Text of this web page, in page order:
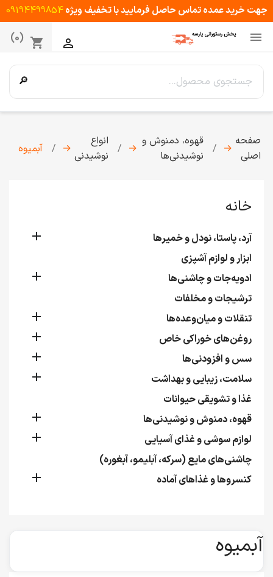
جهت خرید عمده تماس حاصل فرمایید با تخفیف ویژه09194499854

shopping_cart
(0) 
🔎
صفحه
اصلی
→
قهوه، دمنوش و
نوشیدنی‌ها
→
انواع
نوشیدنی
→ آبمیوه
خانه
آرد، پاستا، نودل و خمیرها

ابزار و لوازم آشپزی
ادویه‌جات و چاشنی‌ها

ترشیجات و مخلفات
تنقلات و میان‌وعده‌ها

روغن‌های خوراکی خاص

سس و افزودنی‌ها

سلامت، زیبایی و بهداشت

غذا و تشویقی حیوانات
قهوه، دمنوش و نوشیدنی‌ها

لوازم سوشی و غذای آسیایی

چاشنی‌های مایع (سرکه، آبلیمو، آبغوره)
کنسروها و غذاهای آماده

آبمیوه